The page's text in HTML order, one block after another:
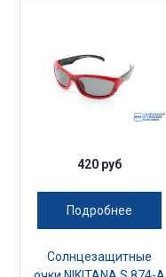
420 руб
Подробнее
Солнцезащитные